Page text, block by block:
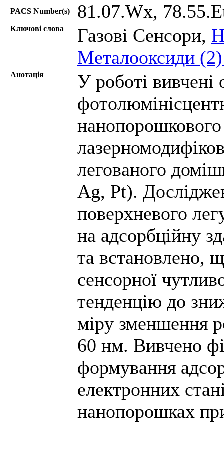
PACS Number(s) 81.07.Wx,
Ключові слова Газові Сенсори,
Металооксиди
Анотація
У роботі вивчені
легованого
Ag, Pt).
поверхневого
на адсорбційну
та встановлено,
сенсорної
тенденцію до
міру зменшення
60 нм. Вивчено
формування
електронних
нанопорошках